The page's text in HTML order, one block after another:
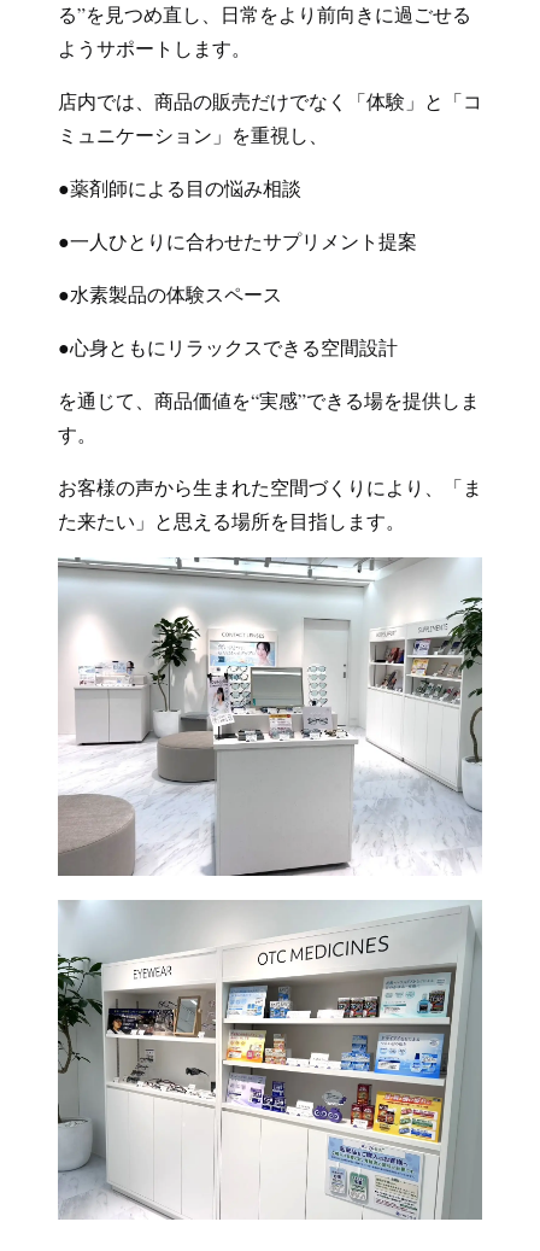
る”を見つめ直し、日常をより前向きに過ごせる
ようサポートします。
店内では、商品の販売だけでなく「体験」と「コ
ミュニケーション」を重視し、
●薬剤師による目の悩み相談
●一人ひとりに合わせたサプリメント提案
●水素製品の体験スペース
●心身ともにリラックスできる空間設計
を通じて、商品価値を“実感”できる場を提供しま
す。
お客様の声から生まれた空間づくりにより、「ま
た来たい」と思える場所を目指します。